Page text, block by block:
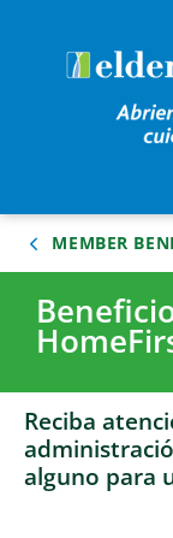
MEMBER
Reciba
alguno para